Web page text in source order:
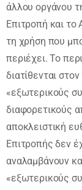
άλλου οργάνου
Επιτροπή και το
τη χρήση που
περιέχει. Το
διατίθενται
«εξωτερικούς
διαφορετικούς
αποκλειστική
Επιτροπής δεν
αναλαµβάνουν
«εξωτερικούς